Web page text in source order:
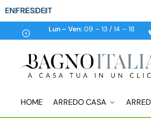
ENFRESDEIT
Lun – Ven:09 – 13 / 14 – 18
HOME ARREDO CASA